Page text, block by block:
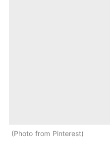
Photo from Pinterest